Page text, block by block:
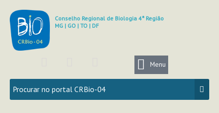
para
conteúdo
Conselho Regional de Biologia 4ª Região
MG | GO | TO | DF
c
e
b
s
t
a
u
t
u
Menu